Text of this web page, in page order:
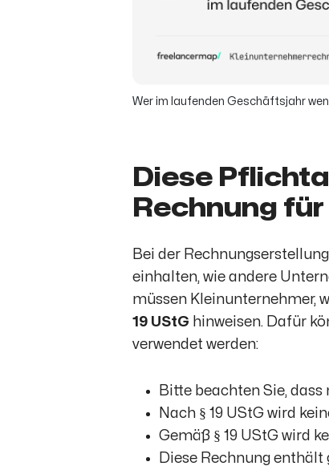
Wer im laufenden Geschäftsjahr
Diese
Rechnung
Bei der
einhalten, wie andere
müssen Kleinunternehmer,
19 UStG hinweisen. Dafür
verwendet werden:
Bitte beachten Sie, dass
Nach § 19 UStG wird
Gemäß § 19 UStG wird
Diese Rechnung enthält